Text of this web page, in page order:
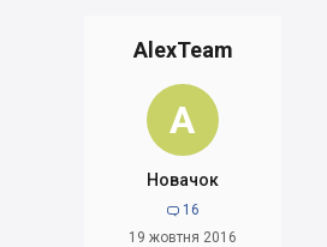
AlexTeam
A
Новачок
 16
19 жовтня 2016